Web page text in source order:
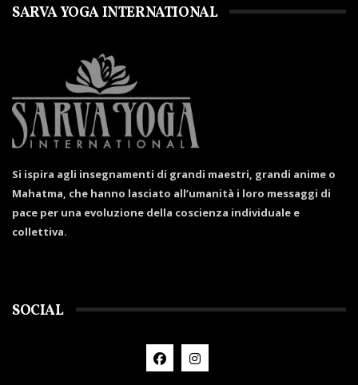
SARVA YOGA INTERNATIONAL
Si ispira agli insegnamenti di grandi maestri, grandi anime o
Mahatma, che hanno lasciato all’umanità i loro messaggi di
pace per una evoluzione della coscienza individuale e
collettiva.
SOCIAL